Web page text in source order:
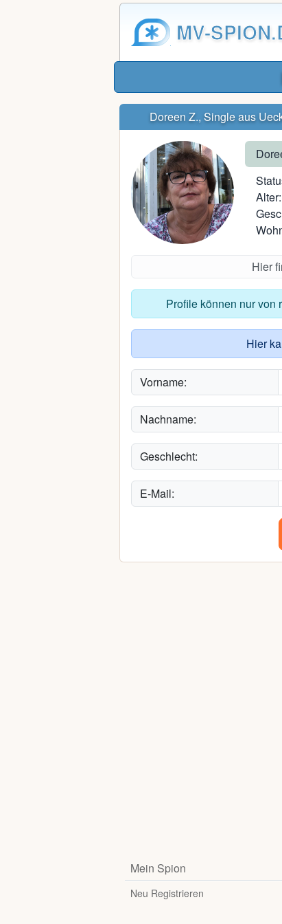
MV-
Doreen Z., Single aus
Alter:
Hier
Profile können nur von
Hier
Vorname:
Nachname:
Geschlecht:
E-Mail:
Mein Spion
Neu Registrieren